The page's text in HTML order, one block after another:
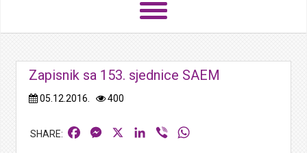
Zapisnik sa 153. sjednice SAEM
05.12.2016. 400
FacebookMessengerLinkedIn
Viber